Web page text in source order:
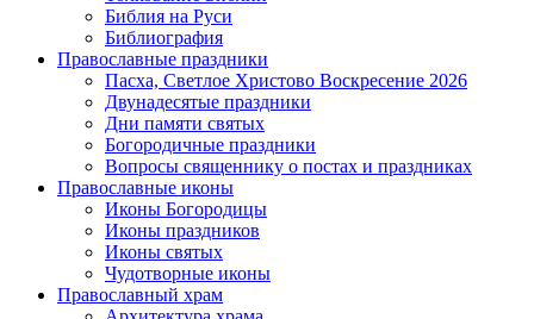
Библия на Руси
Библиография
Православные праздники
Пасха, Светлое Христово Воскресение 2026
Двунадесятые праздники
Дни памяти святых
Богородичные праздники
Вопросы священнику о постах и праздниках
Православные иконы
Иконы Богородицы
Иконы праздников
Иконы святых
Чудотворные иконы
Православный храм